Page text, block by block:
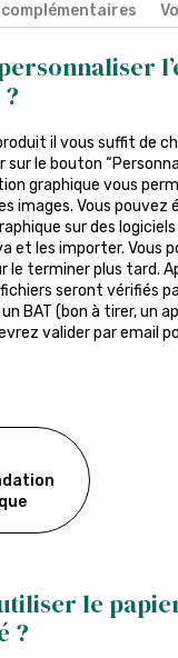
il vous suffit de
le bouton
graphique vous
images. Vous pouvez
sur des
et les importer. Vous
le terminer plus tard.
seront vérifiés
un BAT (bon à tirer, un
valider par email
le
?